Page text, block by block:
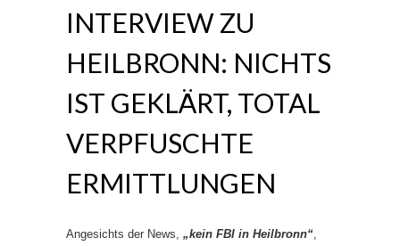
INTERVIEW ZU
HEILBRONN: NICHTS
IST GEKLÄRT, TOTAL
VERPFUSCHTE
ERMITTLUNGEN
Angesichts der News, „kein FBI in Heilbronn“,